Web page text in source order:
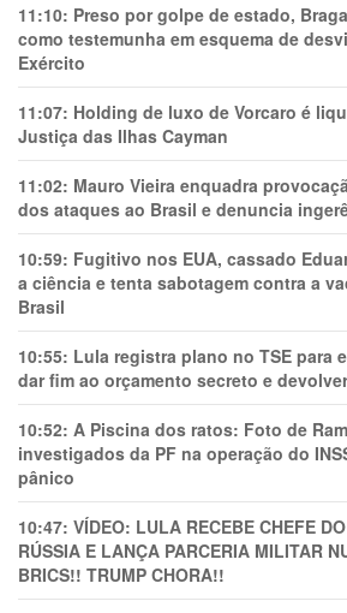
11:10: Preso por golpe de estado,
como testemunha em esquema de
Exército
11:07: Holding de luxo de Vorcaro é
Justiça das Ilhas Cayman
11:02: Mauro Vieira enquadra
dos ataques ao Brasil e denuncia
10:59: Fugitivo nos EUA, cassado
a ciência e tenta sabotagem contra a
Brasil
10:55: Lula registra plano no TSE para
dar fim ao orçamento secreto e
10:52: A Piscina dos ratos: Foto de
investigados da PF na operação do
pânico
10:47: VÍDEO: LULA RECEBE CHEFE
RÚSSIA E LANÇA PARCERIA MILITAR
BRICS!! TRUMP CHORA!!